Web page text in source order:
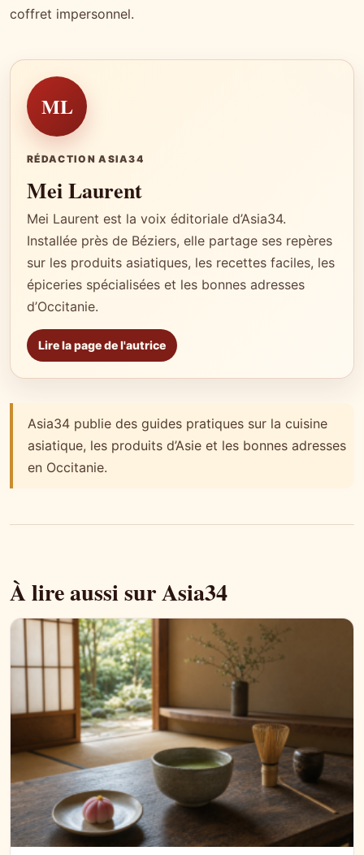
coffret impersonnel.
ML
RÉDACTION ASIA34
Mei Laurent
Mei Laurent est la voix éditoriale d’Asia34.
Installée près de Béziers, elle partage ses repères
sur les produits asiatiques, les recettes faciles, les
épiceries spécialisées et les bonnes adresses
d’Occitanie.
Lire la page de l'autrice
Asia34 publie des guides pratiques sur la cuisine
asiatique, les produits d’Asie et les bonnes adresses
en Occitanie.
À lire aussi sur Asia34